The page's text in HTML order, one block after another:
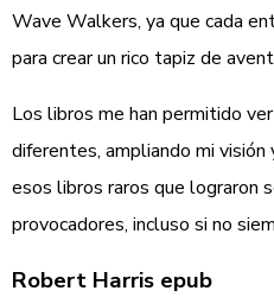
Wave Walkers, ya que cada
para crear un rico tapiz de
Los libros me han permitido
diferentes, ampliando mi visión
esos libros raros que lograron
provocadores, incluso si no
Robert Harris epub